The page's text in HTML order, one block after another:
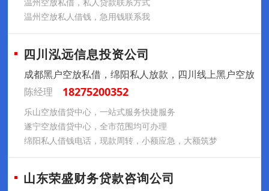
温州空放私人借钱，急用钱联系我
四川泓远信息投资公司
成都黑户空放私借，绵阳私人放款，四川线上黑户空放
陈经理
18275200352
乐山空放借贷中心，一站式服务快捷服务
遂宁空放借贷中心，全市范围均可办理
绵阳私人借钱电话，现款周转，小额应急，大额筑梦
山东荣盛财务贷款咨询公司